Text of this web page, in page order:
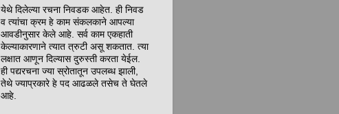
येथे दिलेल्या रचना निवडक आहेत. ही निवड
व त्यांचा क्रम हे काम संकलकाने आपल्या
आवडीनुसार केले आहे. सर्व काम एकहाती
केल्याकारणाने त्यात त्रुटी असू शकतात. त्या
लक्षात आणून दिल्यास दुरुस्ती करता येईल.
ही पद्यरचना ज्या स्रोतातून उपलब्ध झाली,
तेथे ज्याप्रकारे हे पद आढळले तसेच ते घेतले
आहे.